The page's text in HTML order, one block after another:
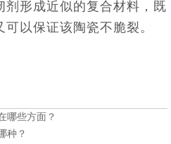
剂形成近似的复合材料，既
以保证该陶瓷不脆裂。
哪些方面？
种？